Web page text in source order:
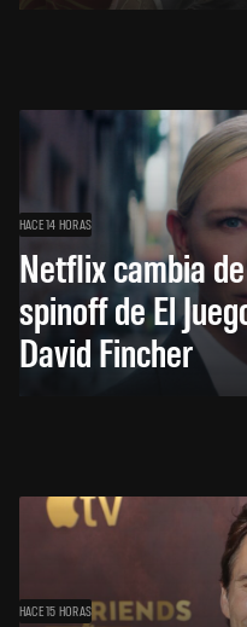
HACE 14 HORAS
Netflix cambia
spinoff de El
David Fincher
HACE 15 HORAS